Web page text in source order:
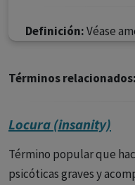
Definición:Véase
Términos relacionados:
Locura (insanity)
Término popular que
psicóticas graves y